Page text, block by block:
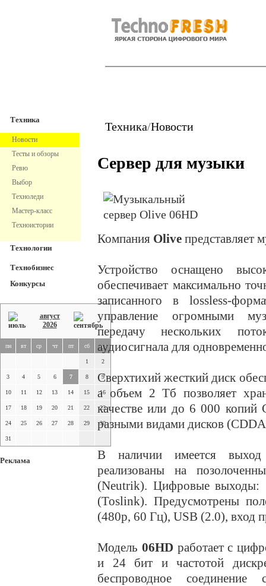
Техника
Новости
Тесты и обзоры
Ревю
Выбор
Техноледи
Мастер-класс
Техноистории
Технологии
Технобизнес
Конкурсы
август
2026
пн вт ср чт пт сб вс
1 2
3 4 5 6 7 8 9
10 11 12 13 14 15 16
17 18 19 20 21 22 23
24 25 26 27 28 29 30
31
Реклама
Техника/Новости
Сервер для музыки
Компания Olive представляет
Устройство оснащено
обеспечивает максимально
записанного в lossless-
управление огромными
передачу нескольких
аудиосигнала для
Сверхтихий жесткий диск
а объем 2 Тб позволяет
качестве или до 6 000
разными видами дисков
В наличии имеется
реализованы на
(Neutrik). Цифровые выходы:
(Toslink). Предусмотрены
(480p, 60 Гц), USB (2.0), вход
Модель 06HD работает с
и 24 бит и частотой
беспроводное